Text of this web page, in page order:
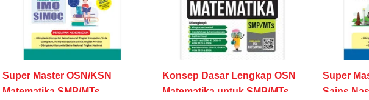
Super Master OSN/KSN
Matematika SMP/MTs
Konsep Dasar Lengkap OSN
Matematika untuk SMP/MTs
Super
Sains